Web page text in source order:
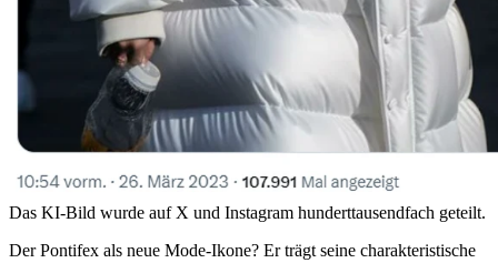
Das KI-Bild wurde auf X und Instagram hunderttausendfach geteilt.
Der Pontifex als neue Mode-Ikone? Er trägt seine charakteristische